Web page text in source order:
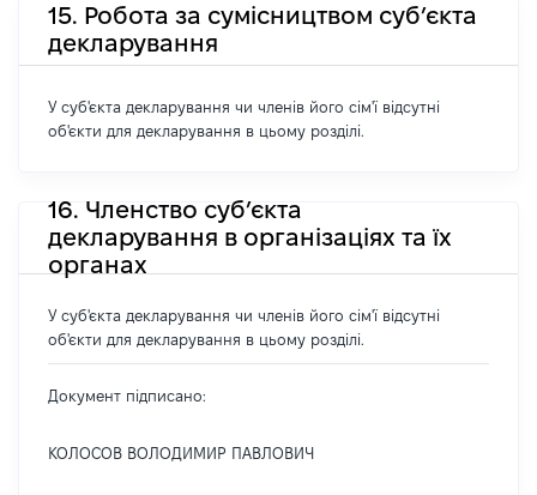
15. Робота за сумісництвом суб’єкта
декларування
У суб'єкта декларування чи членів його сім'ї відсутні
об'єкти для декларування в цьому розділі.
16. Членство суб’єкта
декларування в організаціях та їх
органах
У суб'єкта декларування чи членів його сім'ї відсутні
об'єкти для декларування в цьому розділі.
Документ підписано:
КОЛОСОВ ВОЛОДИМИР ПАВЛОВИЧ